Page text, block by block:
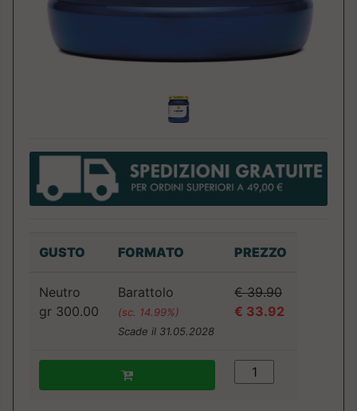
GUSTO FORMATO PREZZO
Neutro
gr 300.00
Barattolo
(sc. 14.99%)
Scade il 31.05.2028
€ 39.90
€ 33.92